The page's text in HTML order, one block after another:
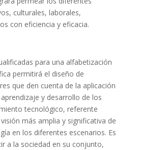
culturales, laborales,
con eficiencia y eficacia.
para una alfabetización
permitirá el diseño de
que den cuenta de la aplicación
y desarrollo de los
tecnológico, referente
más amplia y significativa de
en los diferentes escenarios. Es
a la sociedad en su conjunto,